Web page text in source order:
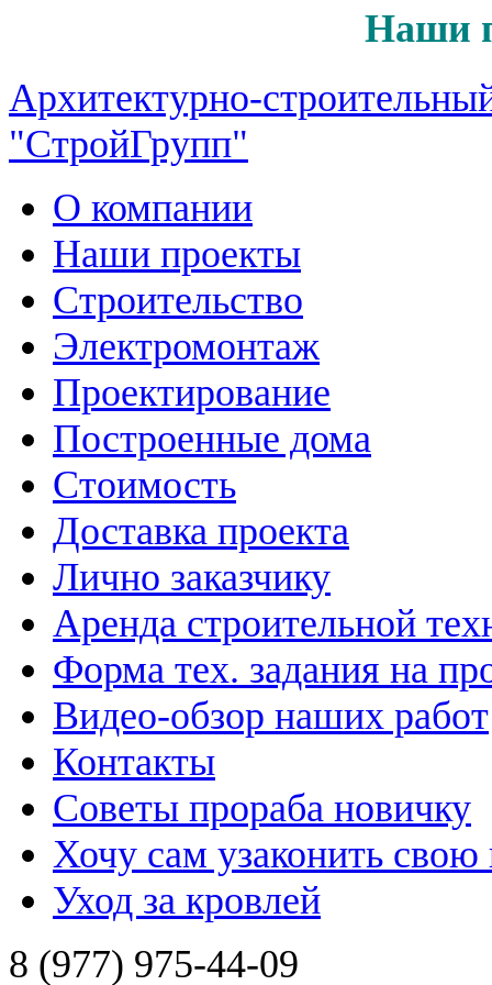
Наши
Архитектурно-
"СтройГрупп"
О компании
Наши проекты
Строительство
Электромонтаж
Проектирование
Построенные дома
Стоимость
Доставка проекта
Лично заказчику
Аренда строительной
Форма тех. задания на
Видео-обзор наших работ
Контакты
Советы прораба новичку
Хочу сам узаконить свою
Уход за кровлей
8 (977) 975-44-09